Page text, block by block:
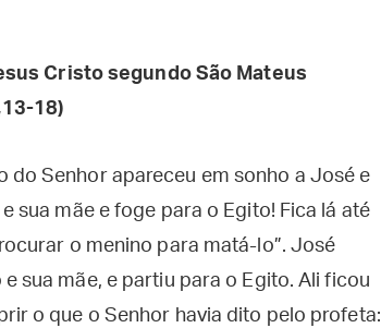
Cristo segundo São Mateus
18)
do Senhor apareceu em sonho a José e
sua mãe e foge para o Egito! Fica lá até
o menino para matá-lo”. José
sua mãe, e partiu para o Egito. Ali ficou
o que o Senhor havia dito pelo profeta: